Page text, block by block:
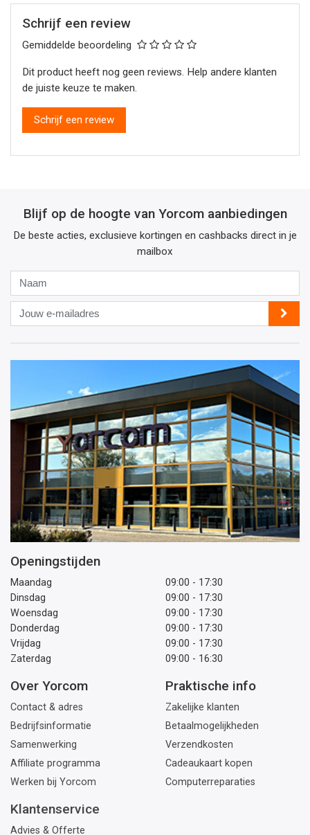
Schrijf een review
Gemiddelde beoordeling
Dit product heeft nog geen reviews. Help andere klanten
de juiste keuze te maken.
Schrijf een review
Blijf op de hoogte van Yorcom aanbiedingen
De beste acties, exclusieve kortingen en cashbacks direct in je
mailbox
Jouw
e-
mailadres
Openingstijden
Maandag
09:00 - 17:30
Dinsdag
09:00 - 17:30
Woensdag
09:00 - 17:30
Donderdag
09:00 - 17:30
Vrijdag
09:00 - 17:30
Zaterdag
09:00 - 16:30
Over Yorcom
Contact & adres
Bedrijfsinformatie
Samenwerking
Affiliate programma
Werken bij Yorcom
Praktische info
Zakelijke klanten
Betaalmogelijkheden
Verzendkosten
Cadeaukaart kopen
Computerreparaties
Klantenservice
Advies & Offerte